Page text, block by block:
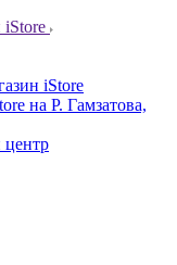
iStore
на Р. Гамзатова,